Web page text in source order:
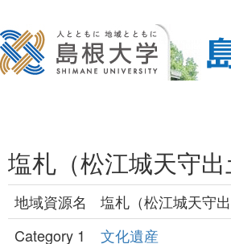
塩札（松江城天守出
地域資源名
塩札（松江城天守出
Category 1
文化遺産